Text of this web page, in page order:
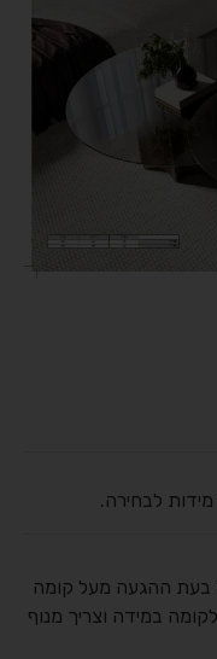
מידות לבחירה.
בעת ההגעה מעל קומה
מעלית תוספת של 50 ש”ח לקומה במידה וצריך מנוף